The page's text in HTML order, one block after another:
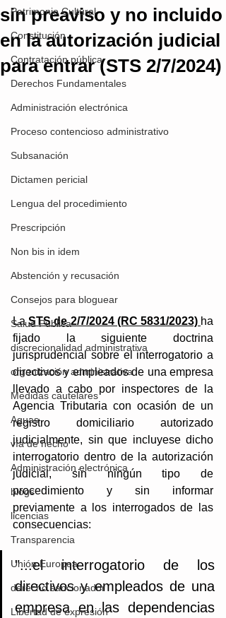
Patrimonio Cultural
Constitución
Contratación pública
Derechos Fundamentales
Administración electrónica
Proceso contencioso administrativo
Subsanación
Dictamen pericial
Lengua del procedimiento
Prescripción
Non bis in idem
Abstención y recusación
Consejos para bloguear
Salud Pública
discrecionalidad administrativa
organización administrativa
Medidas cautelares
Aguas
vía de hecho
Administración electrónica
blogs
licencias
Transparencia
Unión Europea
derecho sancionador
Libertad de expresión
sin preaviso y no incluido
en la autorización judicial
para entrar (STS 2/7/2024)
La STS de 2/7/2024 (RC 5831/2023) ha
fijado la siguiente doctrina
jurisprudencial sobre el interrogatorio a
directivos y empleados de una empresa
llevado a cabo por inspectores de la
Agencia Tributaria con ocasión de un
registro domiciliario autorizado
judicialmente, sin que incluyese dicho
interrogatorio dentro de la autorización
judicial, sin ningún tipo de
procedimiento y sin informar
previamente a los interrogados de las
consecuencias:
"...el interrogatorio de los
directivos y empleados de una
empresa en las dependencias